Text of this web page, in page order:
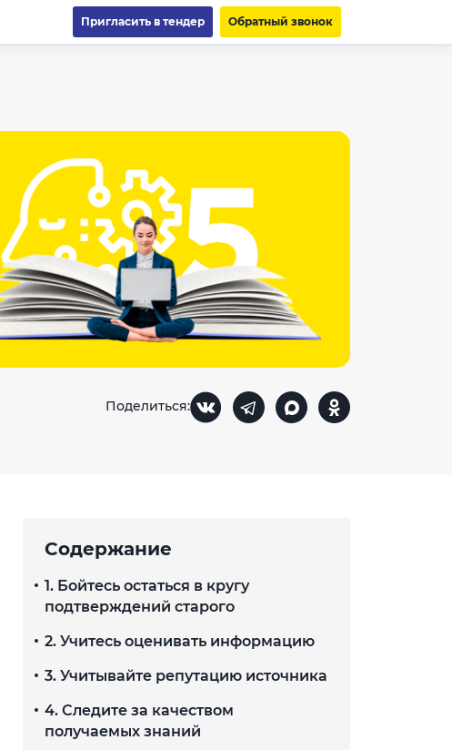
Пригласить в тендер Обратный звонок
Поделиться:
Содержание
1. Бойтесь остаться в кругу
подтверждений старого
2. Учитесь оценивать информацию
3. Учитывайте репутацию источника
4. Следите за качеством
получаемых знаний